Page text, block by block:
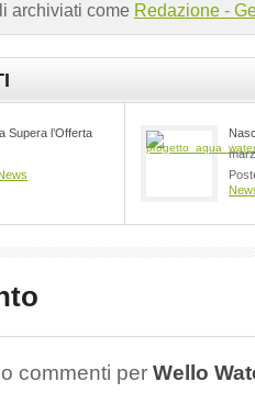
archiviati come Redazione -
Supera l’Offerta
commenti per Wello